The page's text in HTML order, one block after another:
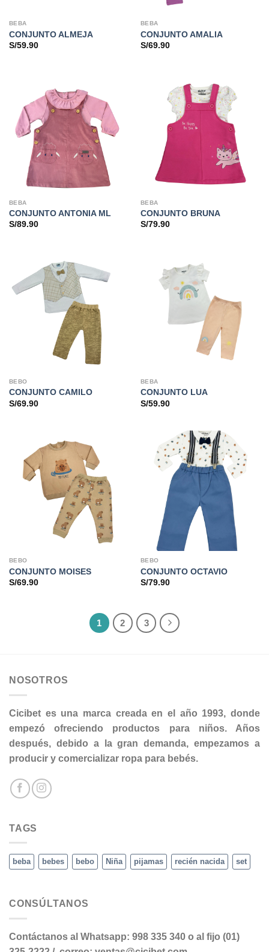
BEBA
CONJUNTO ALMEJA
S/59.90
BEBA
CONJUNTO AMALIA
S/69.90
BEBA
CONJUNTO ANTONIA ML
S/89.90
BEBA
CONJUNTO BRUNA
S/79.90
BEBO
CONJUNTO CAMILO
S/69.90
BEBA
CONJUNTO LUA
S/59.90
BEBO
CONJUNTO MOISES
S/69.90
BEBO
CONJUNTO OCTAVIO
S/79.90
1 2 3
NOSOTROS
Cicibet es una marca creada en el año 1993, donde
empezó ofreciendo productos para niños. Años
después, debido a la gran demanda, empezamos a
producir y comercializar ropa para bebés.
TAGS
beba bebes bebo Niña pijamas recién nacida set
CONSÚLTANOS
Contáctanos al Whatsapp: 998 335 340 o al fijo (01)